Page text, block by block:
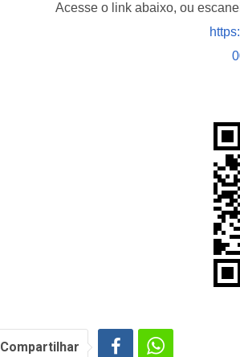
Acesse o link abaixo, ou
Compartilhar